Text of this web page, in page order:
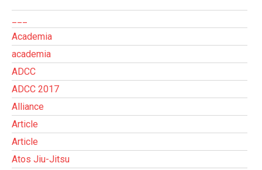
Academia
academia
ADCC
ADCC 2017
Alliance
Article
Article
Atos Jiu-Jitsu